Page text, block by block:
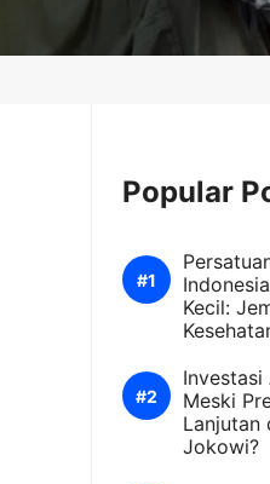
Popular
Kecil:
Investasi
Meski
Lanjutan
Jokowi?